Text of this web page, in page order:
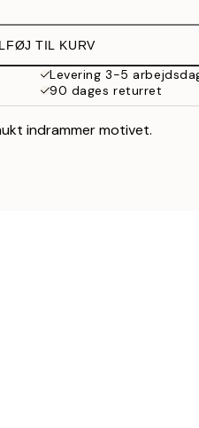
TIL KURV
Levering 3-5
90 dages returret
indrammer motivet.